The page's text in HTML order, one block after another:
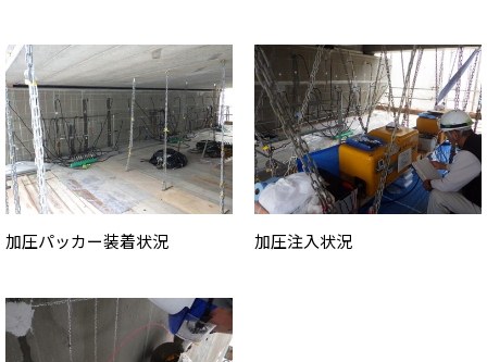
加圧パッカー装着状況 加圧注入状況